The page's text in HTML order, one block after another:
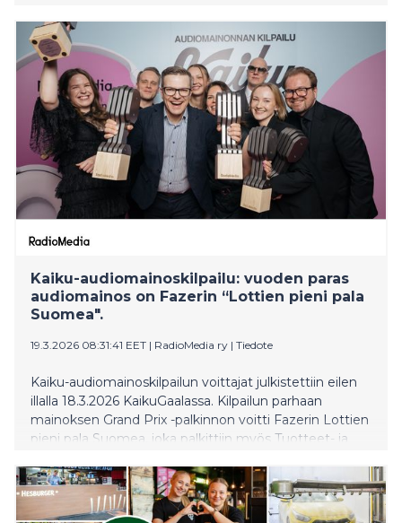
järjestämällä muotinäytökset kauppakeskuksissa
yhdessä huippustylistien kanssa.
Kaiku-audiomainoskilpailu: vuoden paras
audiomainos on Fazerin “Lottien pieni pala
Suomea".
19.3.2026 08:31:41 EET | RadioMedia ry | Tiedote
Kaiku-audiomainoskilpailun voittajat julkistettiin eilen
illalla 18.3.2026 KaikuGaalassa. Kilpailun parhaan
mainoksen Grand Prix -palkinnon voitti Fazerin Lottien
pieni pala Suomea, joka palkittiin myös Tuotteet- ja
audiomainostajaksi valittiin Puuilo.